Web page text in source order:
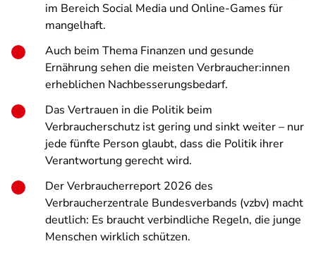
im Bereich Social Media und Online-Games für
mangelhaft.
Auch beim Thema Finanzen und gesunde
Ernährung sehen die meisten Verbraucher:innen
erheblichen Nachbesserungsbedarf.
Das Vertrauen in die Politik beim
Verbraucherschutz ist gering und sinkt weiter – nur
jede fünfte Person glaubt, dass die Politik ihrer
Verantwortung gerecht wird.
Der Verbraucherreport 2026 des
Verbraucherzentrale Bundesverbands (vzbv) macht
deutlich: Es braucht verbindliche Regeln, die junge
Menschen wirklich schützen.